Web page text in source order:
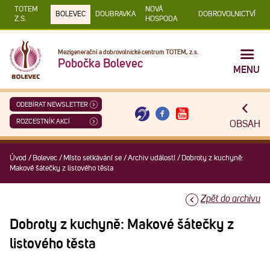
TOTEM
Z.S.
BOLEVEC DOUBRAVKA
NOVÁ
HOSPODA
DOBROVOLNICTVÍ
Mezigenerační a dobrovolnické centrum TOTEM, z.s.
Pobočka Bolevec
MENU
ODEBÍRAT NEWSLETTER
ROZCESTNÍK AKCÍ OBSAH
Úvod / Bolevec / Místo setkávání se /Archiv událostí / Dobroty z kuchyně:
Makové šátečky z listového těsta
Zpět do archivu
Dobroty z kuchyně: Makové šátečky z
listového těsta